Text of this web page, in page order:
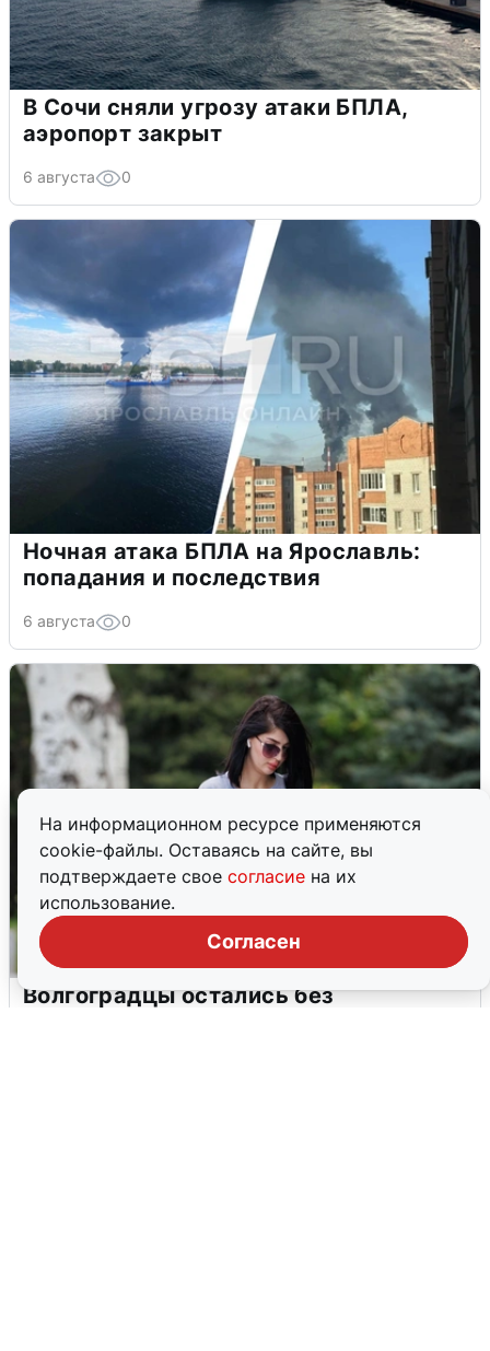
На информационном ресурсе применяются
cookie-файлы. Оставаясь на сайте, вы
подтверждаете свое согласие на их
использование.
Согласен
В Сочи сняли угрозу атаки БПЛА,
аэропорт закрыт
6 августа 0
Ночная атака БПЛА на Ярославль:
попадания и последствия
6 августа 0
Волгоградцы остались без